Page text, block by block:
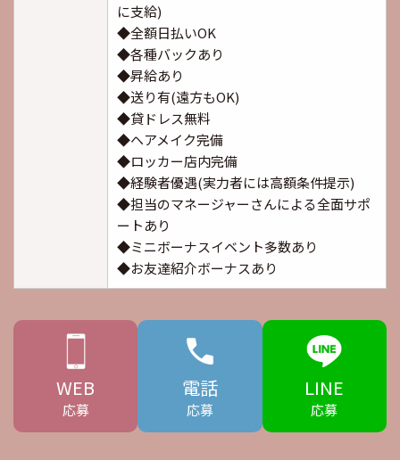
に支給)
◆全額日払いOK
◆各種バックあり
◆昇給あり
◆送り有(遠方もOK)
◆貸ドレス無料
◆ヘアメイク完備
◆ロッカー店内完備
◆経験者優遇(実力者には高額条件提示)
◆担当のマネージャーさんによる全面サポ
ートあり
◆ミニボーナスイベント多数あり
◆お友達紹介ボーナスあり
WEB
応募
電話
応募
LINE
応募